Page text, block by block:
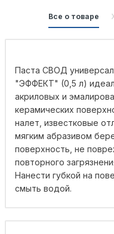
Все о товаре
Паста СВОД
"ЭФФЕКТ" (0,5 л)
акриловых и
керамических
налет, известковые
мягким абразивом
поверхность, не
повторного
Нанести губкой на
смыть водой.